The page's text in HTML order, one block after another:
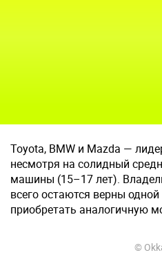
Toyota, BMW и Mazda —
несмотря на солидный
машины (15–17 лет).
всего остаются верны
приобретать аналогичную
©